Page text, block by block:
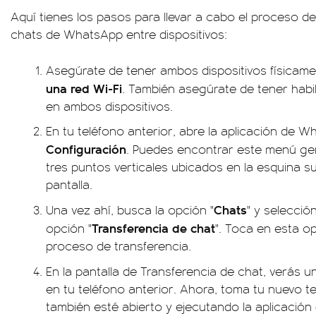
Aquí tienes los pasos para llevar a cabo el proceso
chats de WhatsApp entre dispositivos:
Asegúrate de tener ambos dispositivos
una red Wi-Fi. También asegúrate de tener
en ambos dispositivos.
En tu teléfono anterior, abre la aplicación de
Configuración. Puedes encontrar este menú
tres puntos verticales ubicados en la esquina
pantalla.
Una vez ahí, busca la opción "Chats" y
opción "Transferencia de chat". Toca en esta
proceso de transferencia.
En la pantalla de Transferencia de chat, verás
en tu teléfono anterior. Ahora, toma tu nuevo
también esté abierto y ejecutando la aplicación